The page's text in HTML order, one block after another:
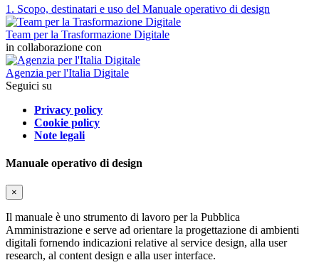
1. Scopo, destinatari e uso del Manuale operativo di design
Team per la Trasformazione Digitale
in collaborazione con
Agenzia per l'Italia Digitale
Seguici su
Privacy policy
Cookie policy
Note legali
Manuale operativo di design
×
Il manuale è uno strumento di lavoro per la Pubblica
Amministrazione e serve ad orientare la progettazione di ambienti
digitali fornendo indicazioni relative al service design, alla user
research, al content design e alla user interface.